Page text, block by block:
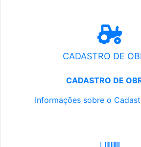
CADASTRO DE
CADASTRO DE
Informações sobre o